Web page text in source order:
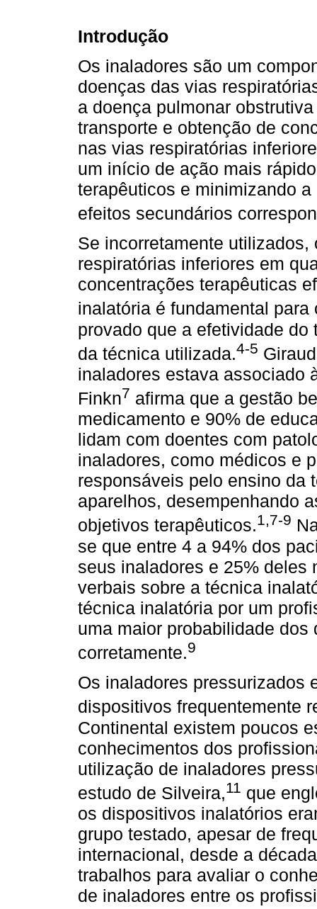
Introdução
Os inaladores são um
doenças das vias
a doença pulmonar
transporte e obtenção de
nas vias respiratórias
um início de ação mais
terapêuticos e minimizando
efeitos secundários
Se incorretamente
respiratórias inferiores em
concentrações terapêuticas
inalatória é fundamental
provado que a efetividade
da técnica utilizada.4-5 Giraud
inaladores estava associado
Finkn7 afirma que a gestão
medicamento e 90% de
lidam com doentes com
inaladores, como médicos e
responsáveis pelo ensino da
aparelhos, desempenhando
objetivos terapêuticos.1,7-9
se que entre 4 a 94% dos
seus inaladores e 25% deles
verbais sobre a técnica
técnica inalatória por um
uma maior probabilidade
corretamente.9
Os inaladores pressurizados
dispositivos frequentemente
Continental existem poucos
conhecimentos dos
utilização de inaladores
estudo de Silveira,11 que
os dispositivos inalatórios
grupo testado, apesar de
internacional, desde a
trabalhos para avaliar o
de inaladores entre os